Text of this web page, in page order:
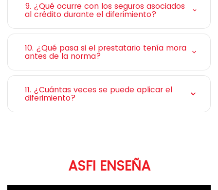
9. ¿Qué ocurre con los seguros asociados
al crédito durante el diferimiento?
10. ¿Qué pasa si el prestatario tenía mora
antes de la norma?
11. ¿Cuántas veces se puede aplicar el
diferimiento?
ASFI ENSEÑA